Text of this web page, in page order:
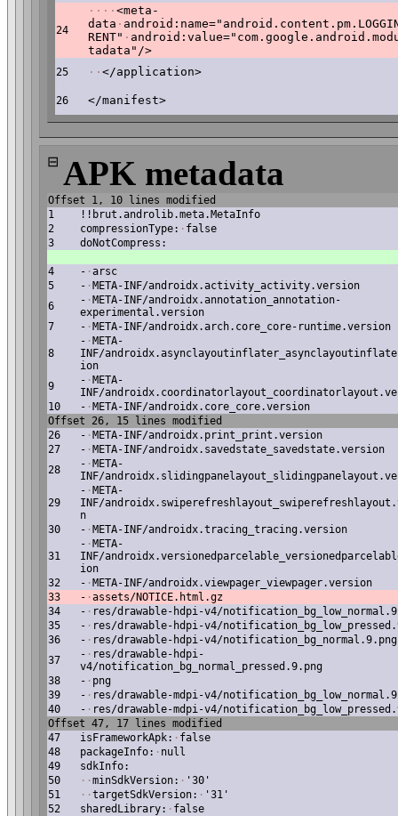
24
· · · · <meta-
data ·
RENT" ·
tadata"/>
25 · · </application>
26 </manifest>
⊟ APK metadata
Offset 1, 10 lines modified
1
!!brut.androlib.meta.MetaInfo
2
compressionType: · false
3
doNotCompress:
4 - ·arsc
5
- · META-INF/androidx.activity_activity.version
6
- · META-INF/androidx.annotation_annotation-
experimental.version
7
- · META-INF/androidx.arch.core_core-runtime.version
8
- · META-
INF/
ion
9
- · META-
INF/
10
- · META-INF/androidx.core_core.version
Offset 26, 15 lines modified
26
- · META-INF/androidx.print_print.version
27
- · META-INF/androidx.savedstate_savedstate.version
28
- · META-
INF/
29
- · META-
INF/
n
30
- · META-INF/androidx.tracing_tracing.version
31
- · META-
INF/
ion
32
- · META-INF/androidx.viewpager_viewpager.version
33
- ·assets/NOTICE.html.gz
34
- · res/drawable-hdpi-v4/
35
- · res/drawable-hdpi-v4/
36
- · res/drawable-hdpi-v4/notification_bg_normal.9.png
37
- · res/drawable-hdpi-
v4/notification_bg_normal_pressed.9.png
38
- · png
39
- · res/drawable-mdpi-v4/
40
- · res/drawable-mdpi-v4/
Offset 47, 17 lines modified
47
isFrameworkApk: · false
48
packageInfo: · null
49
sdkInfo:
50
· ·minSdkVersion: · '30'
51
· ·targetSdkVersion: · '31'
52
sharedLibrary: · false